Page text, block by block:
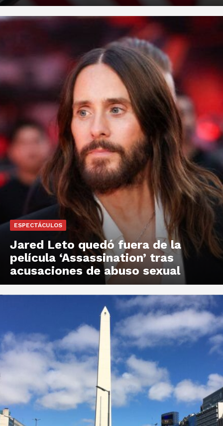
ESPECTÁCULOS
Jared Leto quedó fuera de la
película ‘Assassination’ tras
acusaciones de abuso sexual